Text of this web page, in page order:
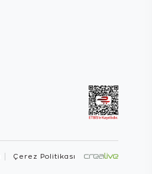
Çerez Politikası